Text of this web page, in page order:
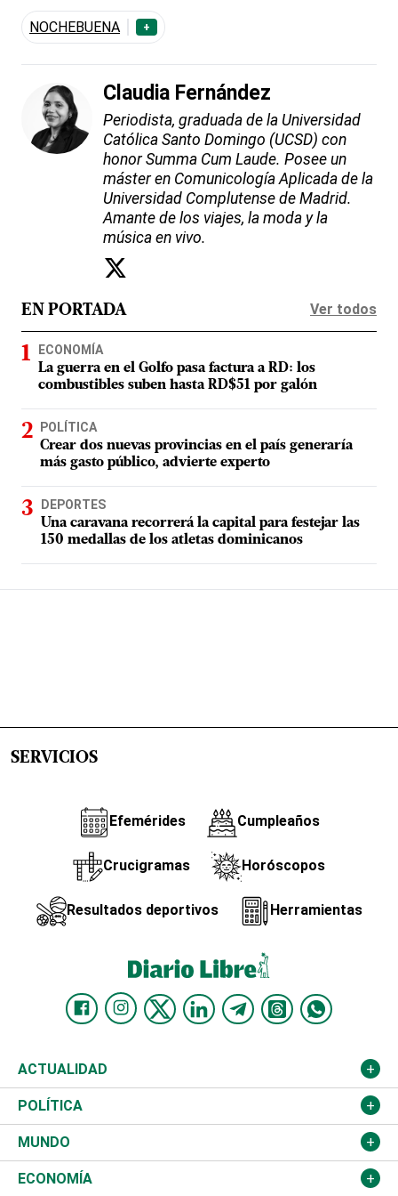
NOCHEBUENA +
Claudia Fernández
Periodista, graduada de la Universidad
Católica Santo Domingo (UCSD) con
honor Summa Cum Laude. Posee un
máster en Comunicología Aplicada de la
Universidad Complutense de Madrid.
Amante de los viajes, la moda y la
música en vivo.
EN PORTADA Ver todos
ECONOMÍA
La guerra en el Golfo pasa factura a RD: los
combustibles suben hasta RD$51 por galón
POLÍTICA
Crear dos nuevas provincias en el país generaría
más gasto público, advierte experto
DEPORTES
Una caravana recorrerá la capital para festejar las
150 medallas de los atletas dominicanos
SERVICIOS
Efemérides Cumpleaños
Crucigramas Horóscopos
Resultados deportivos Herramientas
ACTUALIDAD
Nacional
Ciudad
Educación
POLÍTICA
Partidos
JCE
MUNDO
Estados Unidos
ECONOMÍA